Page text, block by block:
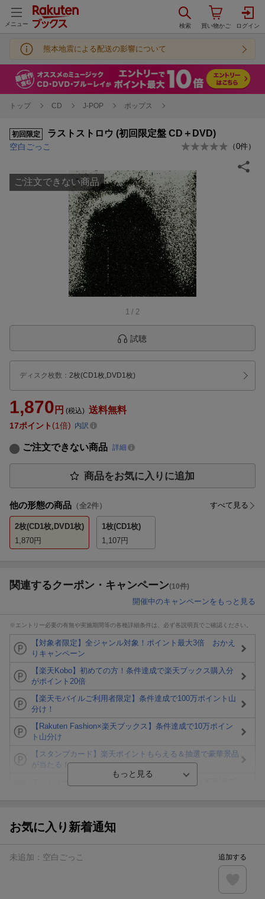
メニュー
熊本地震による配送の影響について
トップ CD J-POP ポップス
初回限定 ラストストロウ (初回限定盤 CD＋DVD)
空白ごっこ （0件）
ご注文できない商品
1 / 2
試聴
ディスク枚数 ： 2枚(CD1枚,DVD1枚)
1,870 円 (税込) 送料無料
17ポイント 1倍 内訳
ご注文できない商品 詳細
商品をお気に入りに追加
他の形態の商品 （全2件） すべて見る
2枚(CD1枚,DVD1枚)
1,870円
1枚(CD1枚)
1,107円
関連するクーポン・キャンペーン(10件)
開催中のキャンペーンをもっと見る
※エントリー必要の有無や実施期間等の各種詳細条件は、必ず各説明頁でご確認ください。
【対象者限定】全ジャンル対象！ポイント最大3倍 おかえ
りキャンペーン
【楽天Kobo】初めての方！条件達成で楽天ブックス購入分
がポイント20倍
【楽天モバイルご利用者限定】条件達成で100万ポイント山
分け！
【Rakuten Fashion×楽天ブックス】条件達成で10万ポイン
ト山分け
【スタンプカード】楽天ポイントもらえる＆抽選で豪華景品
が当たる！
進呈
エントリー＆条件達成で『鬼滅の刃』オリジナルきんちゃく
【楽天24】日用品の楽天24と楽天ブックス買いまわりでク
お気に入り新着通知
未追加： 空白ごっこ 追加する